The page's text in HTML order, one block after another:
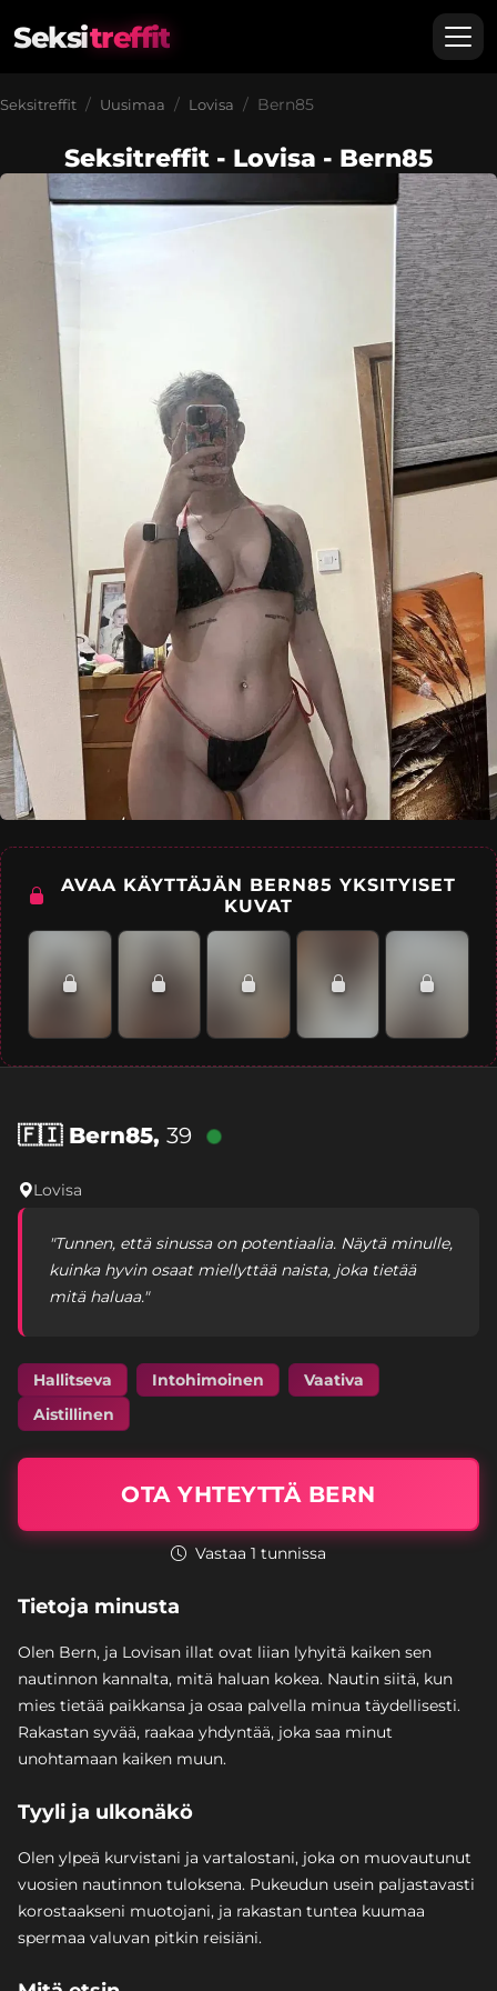
Seksitreffit
Seksitreffit Uusimaa Lovisa Bern85
Seksitreffit - Lovisa - Bern85
AVAA KÄYTTÄJÄN BERN85 YKSITYISET
KUVAT
🇫🇮Bern85, 39
Lovisa
"Tunnen, että sinussa on potentiaalia. Näytä minulle,
kuinka hyvin osaat miellyttää naista, joka tietää
mitä haluaa."
Hallitseva Intohimoinen
Vaativa
Aistillinen
OTA YHTEYTTÄ BERN
Vastaa 1 tunnissa
Tietoja minusta
Olen Bern, ja Lovisan illat ovat liian lyhyitä kaiken sen
nautinnon kannalta, mitä haluan kokea. Nautin siitä, kun
mies tietää paikkansa ja osaa palvella minua täydellisesti.
Rakastan syvää, raakaa yhdyntää, joka saa minut
unohtamaan kaiken muun.
Tyyli ja ulkonäkö
Olen ylpeä kurvistani ja vartalostani, joka on muovautunut
vuosien nautinnon tuloksena. Pukeudun usein paljastavasti
korostaakseni muotojani, ja rakastan tuntea kuumaa
spermaa valuvan pitkin reisiäni.